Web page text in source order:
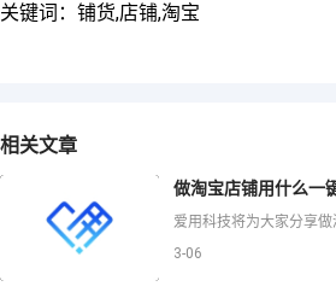
关键词：铺货,店铺,淘宝
相关文章
做淘宝店铺用什么一
3-06